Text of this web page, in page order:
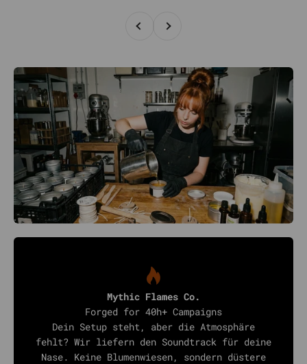
Zurück Vor
Mythic Flames Co.
Forged for 40h+ Campaigns
Dein Setup steht, aber die Atmosphäre
fehlt? Wir liefern den Soundtrack für deine
Nase. Keine Blumenwiesen, sondern düstere